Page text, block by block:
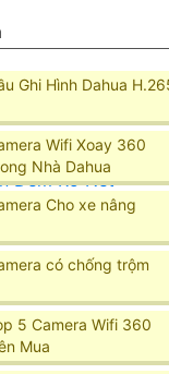
Đêm Rõ Nét
Ghi Hình Dahua
Wifi Xoay 360
Nhà Dahua
Cho xe nâng
có chống trộm
5 Camera Wifi 360
Mua